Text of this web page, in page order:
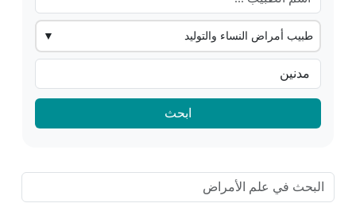
طبيب أمراض النساء والتوليد
ابحث